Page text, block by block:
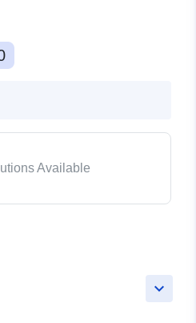
Available
keyboard_arrow_down